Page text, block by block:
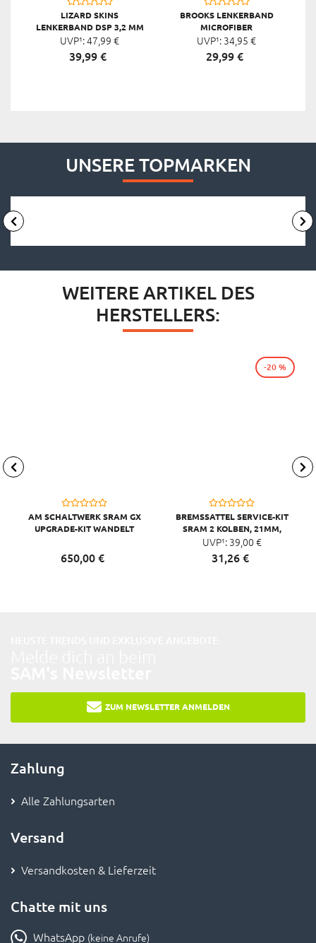
LIZARD SKINS
LENKERBAND DSP 3,2 MM
V2
UVP¹:47,99 €
39,99€
BROOKS LENKERBAND
MICROFIBER
UVP¹: 34,95 €
29,99€
UNSERE TOPMARKEN
WEITERE ARTIKEL DES
HERSTELLERS:
AM SCHALTWERK SRAM GX
UPGRADE-KIT WANDELT
ELEKTR. UM
650,00€
BREMSSATTEL SERVICE-KIT
SRAM 2 KOLBEN, 21MM,
FORCE AXS E1
UVP¹: 39,00 €
31,26 €
-20 %
ZUM NEWSLETTER ANMELDEN
Zahlung
Alle Zahlungsarten
Versand
Versandkosten & Lieferzeit
Chatte mit uns
WhatsApp (keine Anrufe)